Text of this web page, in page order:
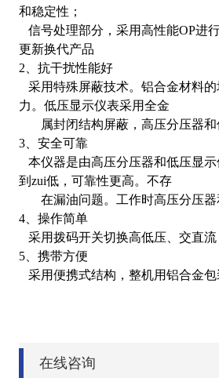
和稳定性；
信号处理部分，采用高性能OP进
更新换代产品
2、抗干扰性能好
采用特殊屏蔽技术。铝合金材料
力。低压显示仪表采用全金
属封闭结构屏蔽，高压分压器和
3、安全可靠
本仪器是由高压分压器和低压显
到zui低，可靠性更高。不存
在漏油问题。工作时高压分压器
4、操作简单
采用拨码开关切换高低压、交直
5、携带方便
采用便携式结构，整机用铝合金
在线咨询